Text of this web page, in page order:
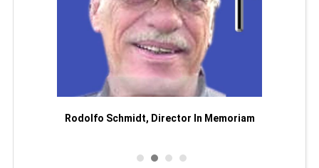
Rodolfo Schmidt, Director In Memoriam